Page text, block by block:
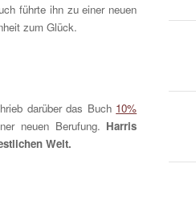
führte ihn zu einer neuen
zum Glück.
darüber das Buch 10%
neuen Berufung. Harris
Welt.